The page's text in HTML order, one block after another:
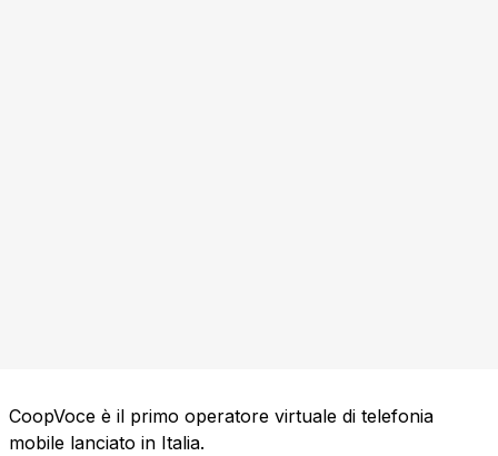
CoopVoce è il primo operatore virtuale di telefonia
mobile lanciato in Italia.